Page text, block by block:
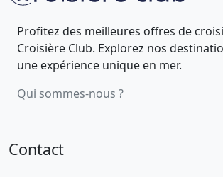
Profitez des meilleures offres de
Croisière Club. Explorez nos
une expérience unique en mer.
Qui sommes-nous ?
Contact